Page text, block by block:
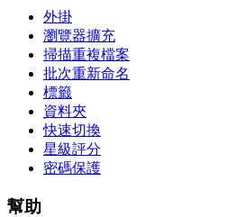
外掛
瀏覽器擴充
掃描重複檔案
批次重新命名
標籤
資料夾
快速切換
星級評分
密碼保護
幫助